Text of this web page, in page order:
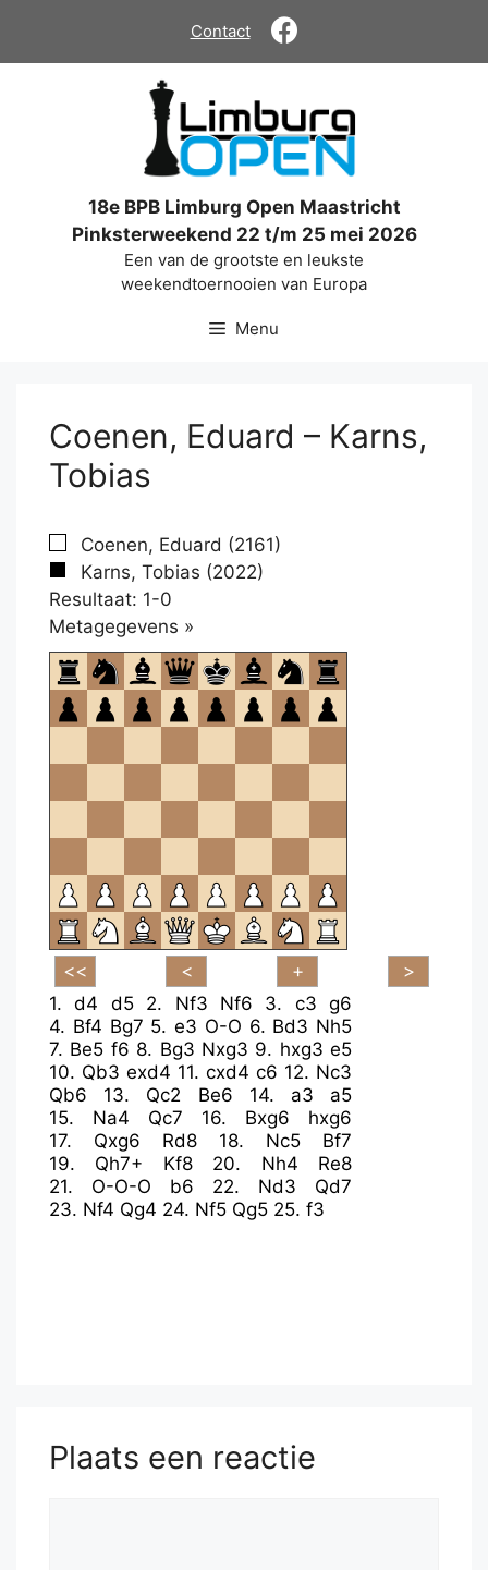
de
Contact
18e BPB Limburg Open Maastricht
Pinksterweekend 22 t/m 25 mei 2026
Een van de grootste en leukste
weekendtoernooien van Europa
Menu
Coenen, Eduard – Karns,
Tobias
Coenen, Eduard (2161)
Karns, Tobias (2022)
Resultaat: 1-0
Metagegevens »
om
te
openen.
1.d4 d5 2. Nf3 Nf6 3. c3 g6
4. Bf4 Bg7 5. e3 O-O 6. Bd3 Nh5
7. Be5 f6 8. Bg3 Nxg3 9. hxg3 e5
10. Qb3 exd4 11. cxd4 c6 12. Nc3
Qb6
13. Qc2 Be6 14. a3
a5
15. Na4 Qc7 16. Bxg6
hxg6
17. Qxg6 Rd8 18. Nc5
Bf7
19. Qh7+ Kf8 20. Nh4
Re8
21. O-O-O b6 22. Nd3
Qd7
23. Nf4 Qg4 24. Nf5 Qg5 25. f3
Plaats een reactie